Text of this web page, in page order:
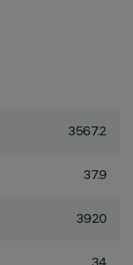
3567.2
37.9
3920
34